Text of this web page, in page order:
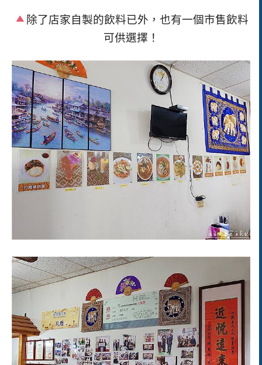
除了店家自製的飲料已外，也有一個市售飲料
可供選擇！